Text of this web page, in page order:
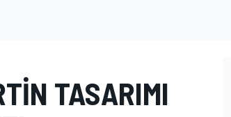
TASARIMI